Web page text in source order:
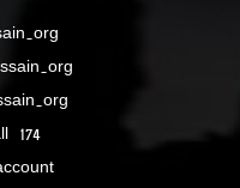
174